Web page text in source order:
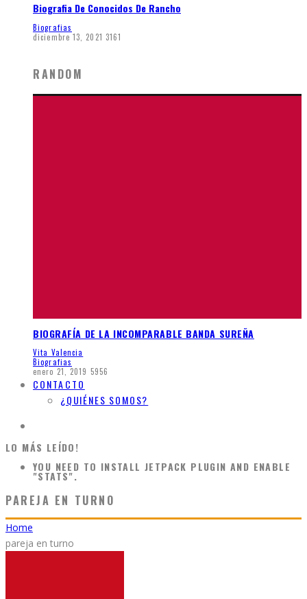
Biografia De Conocidos De Rancho
Biografias
diciembre 13, 2021 3161
RANDOM
BIOGRAFÍA DE LA INCOMPARABLE BANDA SUREÑA
Vita Valencia
Biografias
enero 21, 2019 5956
CONTACTO
¿QUIÉNES SOMOS?
LO MÁS LEÍDO!
YOU NEED TO INSTALL JETPACK PLUGIN AND ENABLE
"STATS".
PAREJA EN TURNO
Home
pareja en turno